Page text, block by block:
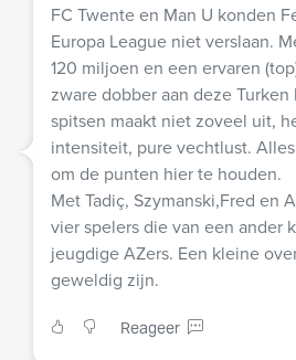
FC Twente en Man U konden
Europa League niet verslaan.
120 miljoen en een ervaren
zware dobber aan deze
spitsen maakt niet zoveel uit,
intensiteit, pure vechtlust.
om de punten hier te houden.
Met Tadiç, Szymanski,Fred en
vier spelers die van een ander
jeugdige AZers. Een kleine
geweldig zijn.
Reageer